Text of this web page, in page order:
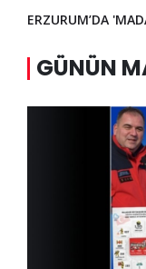
ERZURUM’DA
GÜNÜN